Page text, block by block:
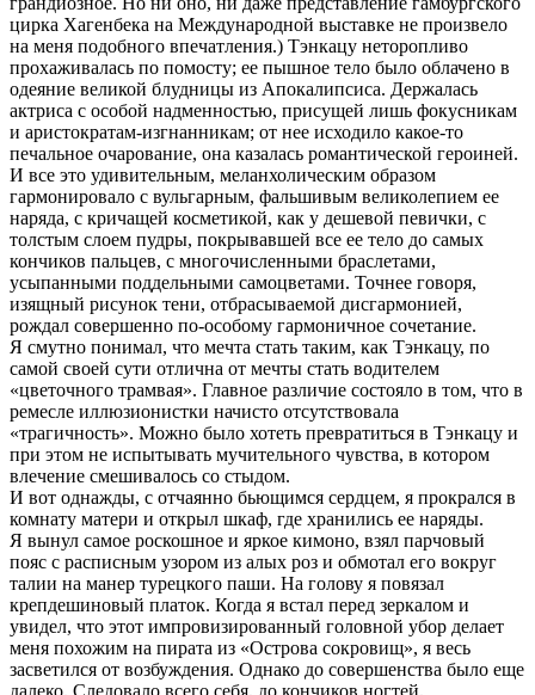
цирка Хагенбека на Международной выставке не произвело
на меня подобного впечатления.) Тэнкацу неторопливо
прохаживалась по помосту; ее пышное тело было облачено в
одеяние великой блудницы из Апокалипсиса. Держалась
актриса с особой надменностью, присущей лишь фокусникам
и аристократам-изгнанникам; от нее исходило какое-то
печальное очарование, она казалась романтической героиней.
И все это удивительным, меланхолическим образом
гармонировало с вульгарным, фальшивым великолепием ее
наряда, с кричащей косметикой, как у дешевой певички, с
толстым слоем пудры, покрывавшей все ее тело до самых
кончиков пальцев, с многочисленными браслетами,
усыпанными поддельными самоцветами. Точнее говоря,
изящный рисунок тени, отбрасываемой дисгармонией,
рождал совершенно по-особому гармоничное сочетание.
Я смутно понимал, что мечта стать таким, как Тэнкацу, по
самой своей сути отлична от мечты стать водителем
«цветочного трамвая». Главное различие состояло в том, что в
ремесле иллюзионистки начисто отсутствовала
«трагичность». Можно было хотеть превратиться в Тэнкацу и
при этом не испытывать мучительного чувства, в котором
влечение смешивалось со стыдом.
И вот однажды, с отчаянно бьющимся сердцем, я прокрался в
комнату матери и открыл шкаф, где хранились ее наряды.
Я вынул самое роскошное и яркое кимоно, взял парчовый
пояс с расписным узором из алых роз и обмотал его вокруг
талии на манер турецкого паши. На голову я повязал
крепдешиновый платок. Когда я встал перед зеркалом и
увидел, что этот импровизированный головной убор делает
меня похожим на пирата из «Острова сокровищ», я весь
засветился от возбуждения. Однако до совершенства было еще